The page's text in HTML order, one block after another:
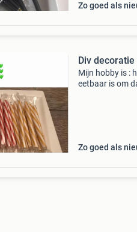
Zo goed als
Div decoratie
Mijn hobby is :
eetbaar is om
Zo goed als